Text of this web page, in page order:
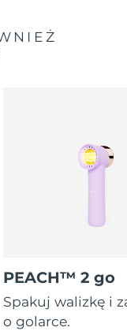
PEACH™ 2 go
Spakuj walizkę i
o golarce.